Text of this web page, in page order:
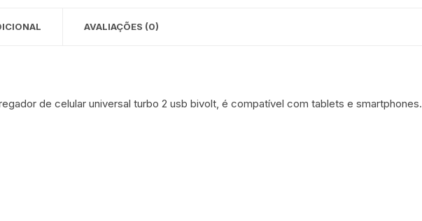
AVALIAÇÕES (0)
de celular universal turbo 2 usb bivolt, é compatível com tablets e smartphones.